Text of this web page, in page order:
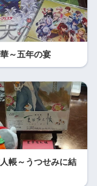
～五年の宴
帳～うつせみに結